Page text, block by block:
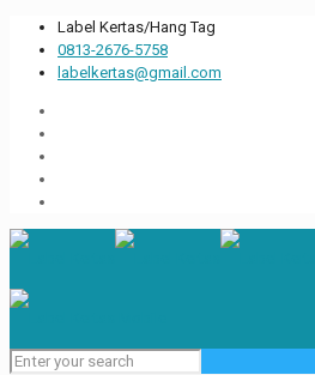
Label Kertas/Hang Tag
0813-2676-5758
labelkertas@gmail.com